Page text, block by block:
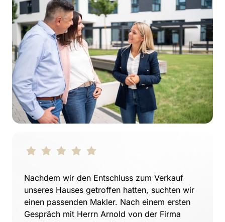
Nachdem wir den Entschluss zum Verkauf
unseres Hauses getroffen hatten, suchten wir
einen passenden Makler. Nach einem ersten
Gespräch mit Herrn Arnold von der Firma